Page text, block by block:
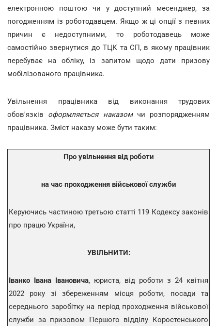
електронною поштою чи у доступний месенджер, за
погодженням із роботодавцем. Якщо ж ці опції з певних
причин є недоступними, то роботодавець може
самостійно звернутися до ТЦК та СП, в якому працівник
перебуває на обліку, із запитом щодо дати призову
мобілізованого працівника.
Увільнення працівника від виконання трудових
обов'язків оформляється наказомчи розпорядженням
працівника. Зміст наказу може бути таким:
Про увільнення від роботи
на час проходження військової служби
Керуючись частиною третьою статті 119 Кодексу законів
про працю України,
УВІЛЬНИТИ:
Іванко Івана Івановича, юриста, від роботи з 24 квітня
2022 року зі збереженням місця роботи, посади та
середнього заробітку на період проходження військової
служби за призовом Першого відділу Коростенського